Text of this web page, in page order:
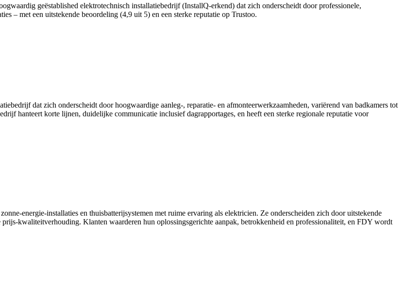
geëstablished elektrotechnisch installatiebedrijf (InstallQ‑erkend) dat zich onderscheidt door professionele,
– met een uitstekende beoordeling (4,9 uit 5) en een sterke reputatie op Trustoo.
dat zich onderscheidt door hoogwaardige aanleg-, reparatie- en afmonteerwerkzaamheden, variërend van badkamers tot
hanteert korte lijnen, duidelijke communicatie inclusief dagrapportages, en heeft een sterke regionale reputatie voor
energie-installaties en thuisbatterijsystemen met ruime ervaring als elektricien. Ze onderscheiden zich door uitstekende
kwaliteitverhouding. Klanten waarderen hun oplossingsgerichte aanpak, betrokkenheid en professionaliteit, en FDY wordt